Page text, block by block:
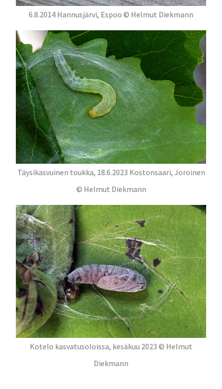
6.8.2014 Hannusjärvi, Espoo © Helmut Diekmann
Täysikasvuinen toukka, 18.6.2023 Kostonsaari, Joroinen
© Helmut Diekmann
Kotelo kasvatusoloissa, kesäkuu 2023 © Helmut
Diekmann